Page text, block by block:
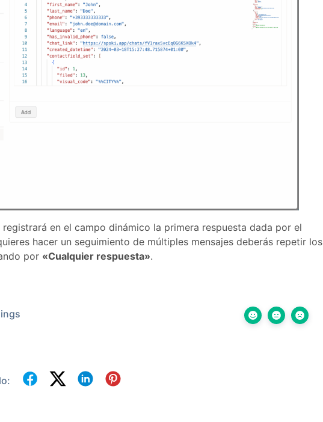
en el campo dinámico la primera respuesta dada por el
hacer un seguimiento de múltiples mensajes deberás repetir los
por «Cualquier respuesta».